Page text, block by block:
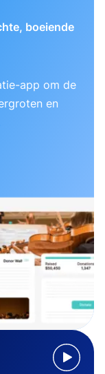
boeiende
app om de
en